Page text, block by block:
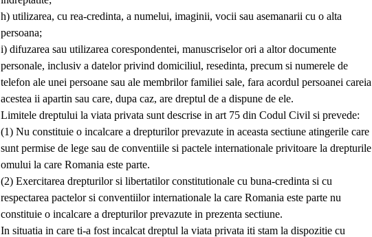
h) utilizarea, cu rea-credinta, a numelui, imaginii, vocii sau asemanarii cu o alta
persoana;
i) difuzarea sau utilizarea corespondentei, manuscriselor ori a altor documente
personale, inclusiv a datelor privind domiciliul, resedinta, precum si numerele de
telefon ale unei persoane sau ale membrilor familiei sale, fara acordul persoanei careia
acestea ii apartin sau care, dupa caz, are dreptul de a dispune de ele.
Limitele dreptului la viata privata sunt descrise in art 75 din Codul Civil si prevede:
(1) Nu constituie o incalcare a drepturilor prevazute in aceasta sectiune atingerile care
sunt permise de lege sau de conventiile si pactele internationale privitoare la drepturile
omului la care Romania este parte.
(2) Exercitarea drepturilor si libertatilor constitutionale cu buna-credinta si cu
respectarea pactelor si conventiilor internationale la care Romania este parte nu
constituie o incalcare a drepturilor prevazute in prezenta sectiune.
In situatia in care ti-a fost incalcat dreptul la viata privata iti stam la dispozitie cu